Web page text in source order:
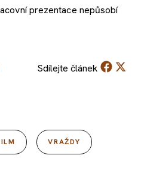
prezentace nepůsobí
Sdílejte článek
VRAŽDY